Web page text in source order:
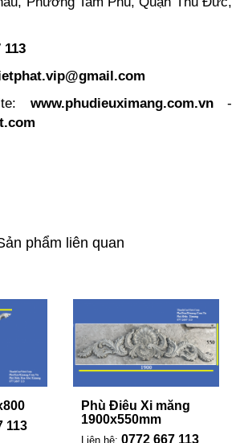
113
www.phudieuximang.com.vn-
phẩm liên quan
113
Phù Điêu Xi măng
1900x550mm
Liên hệ: 0772 667 113